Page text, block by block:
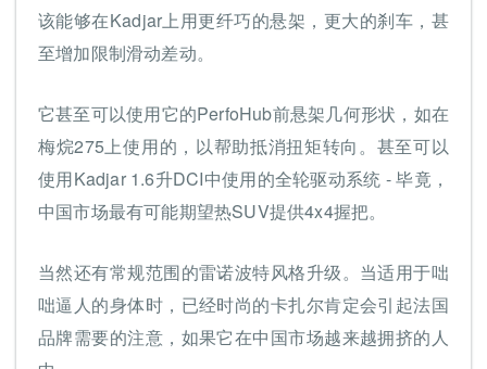
该能够在Kadjar上用更纤巧的悬架，更大的刹车，甚
至增加限制滑动差动。
它甚至可以使用它的PerfoHub前悬架几何形状，如在
梅烷275上使用的，以帮助抵消扭矩转向。甚至可以
使用Kadjar 1.6升DCI中使用的全轮驱动系统 - 毕竟，
中国市场最有可能期望热SUV提供4x4握把。
当然还有常规范围的雷诺波特风格升级。当适用于咄
咄逼人的身体时，已经时尚的卡扎尔肯定会引起法国
品牌需要的注意，如果它在中国市场越来越拥挤的人